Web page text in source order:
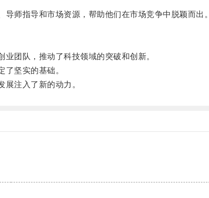
师指导和市场资源，帮助他们在市场竞争中脱颖而出。
团队，推动了科技领域的突破和创新。
坚实的基础。
注入了新的动力。